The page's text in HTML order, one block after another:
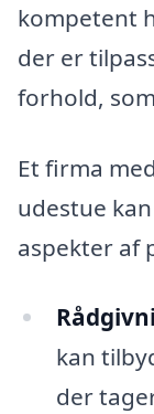
kompetent
der er
forhold,
Et firma
udestue
aspekter af
kan
der